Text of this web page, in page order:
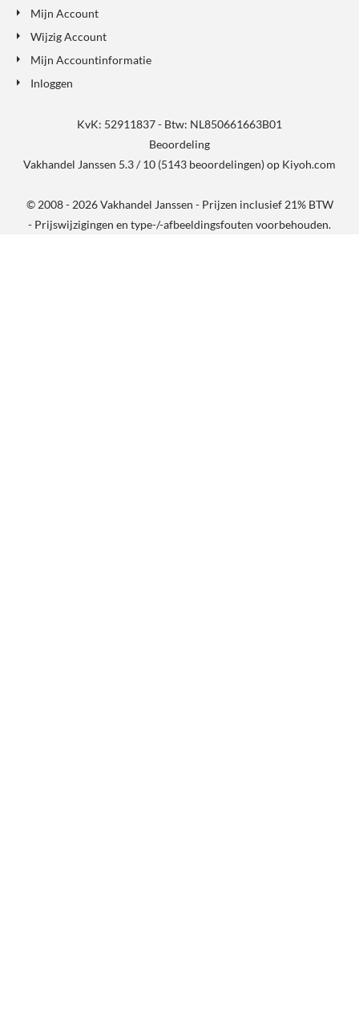
Mijn Account
Wijzig Account
Mijn Accountinformatie
Inloggen
KvK: 52911837 - Btw: NL850661663B01
Beoordeling
Vakhandel Janssen 5.3/10 (5143 beoordelingen) op Kiyoh.com
© 2008 - 2026 Vakhandel Janssen - Prijzen inclusief 21% BTW
- Prijswijzigingen en type-/-afbeeldingsfouten voorbehouden.